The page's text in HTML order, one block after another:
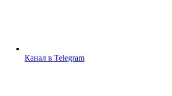
Канал в Telegram